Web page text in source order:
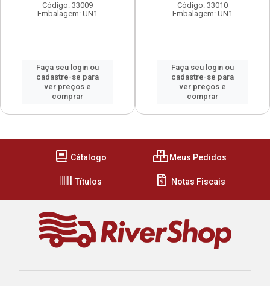
Código: 33009
Embalagem: UN1
Faça seu login ou
cadastre-se para
ver preços e
comprar
Código: 33010
Embalagem: UN1
Faça seu login ou
cadastre-se para
ver preços e
comprar
Cátalogo Meus Pedidos
Títulos Notas Fiscais